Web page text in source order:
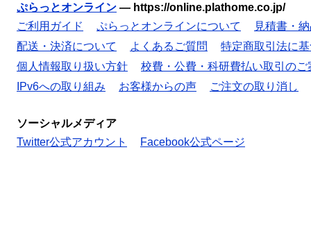
ぷらっとオンライン — https://online.plathome.co.jp/
ご利用ガイド
ぷらっとオンラインについて
見積書・
配送・決済について
よくあるご質問
特定商取引法に
個人情報取り扱い方針
校費・公費・科研費払い取引のご
IPv6への取り組み
お客様からの声 ご注文の取り消し
ソーシャルメディア
Twitter公式アカウント
Facebook公式ページ